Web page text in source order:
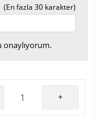
(En fazla 30 karakter)
onaylıyorum.
+